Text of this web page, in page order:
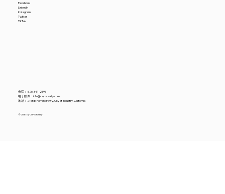
© 2026 by CUPS Realty
电话： 626-341-2195
电子邮件： info@cupsrealty.com
地址：21558 Ferrero Pkwy, City of Industry, California
Facebook
LinkedIn
Instagram
Twitter
TikTok